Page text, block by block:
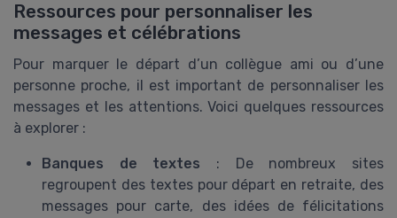
Ressources pour personnaliser les
messages et célébrations
Pour marquer le départ d’un collègue ami ou d’une
personne proche, il est important de personnaliser les
messages et les attentions. Voici quelques ressources
à explorer :
Banques de textes : De nombreux sites
regroupent des textes pour départ en retraite, des
messages pour carte, des idées de félicitations